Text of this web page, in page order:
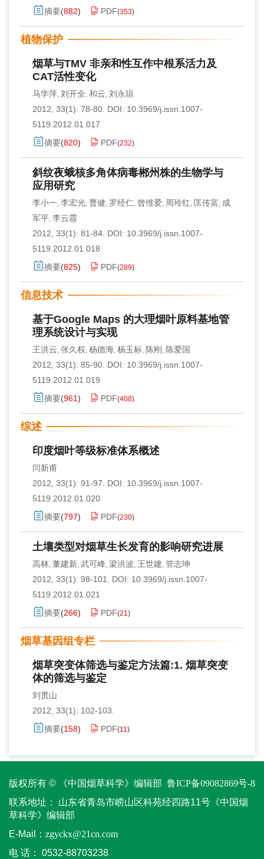
摘要(882) PDF(353)
植物保护
烟草与TMV 非亲和性互作中根系活力及
CAT活性变化
马学萍, 刘开全, 和云, 刘永琼
2012, 33(1): 78-80. DOI: 10.3969/j.issn.1007-
5119.2012.01.017
摘要(820) PDF(232)
斜纹夜蛾核多角体病毒郴州株的生物学与
应用研究
李小一, 李宏光, 曹健, 罗经仁, 曾维爱, 周玲红, 匡传富, 成
军平, 李云霞
2012, 33(1): 81-84. DOI: 10.3969/j.issn.1007-
5119.2012.01.018
摘要(825) PDF(289)
信息技术
基于Google Maps 的大理烟叶原料基地管
理系统设计与实现
王洪云, 张久权, 杨德海, 杨玉标, 陈刚 , 陈爱国
2012, 33(1): 85-90. DOI: 10.3969/j.issn.1007-
5119.2012.01.019
摘要(961) PDF(408)
综述
印度烟叶等级标准体系概述
闫新甫
2012, 33(1): 91-97.
DOI: 10.3969/j.issn.1007-
5119.2012.01.020
摘要(797) PDF(230)
土壤类型对烟草生长发育的影响研究进展
高林, 董建新, 武可峰, 梁洪波, 王世建, 管志坤
2012, 33(1): 98-101.
DOI: 10.3969/j.issn.1007-
5119.2012.01.021
摘要(266) PDF(21)
烟草基因组专栏
烟草突变体筛选与鉴定方法篇:1. 烟草突变
体的筛选与鉴定
刘贯山
2012, 33(1): 102-103.
摘要(158) PDF(11)
版权所有 © 《中国烟草科学》编辑部 鲁ICP备09082869号-8
联系地址：
山东省青岛市崂山区科苑经四路11号《中国烟
草科学》编辑部
E-Mail： zgyckx@21cn.com
电 话：
0532-88703238